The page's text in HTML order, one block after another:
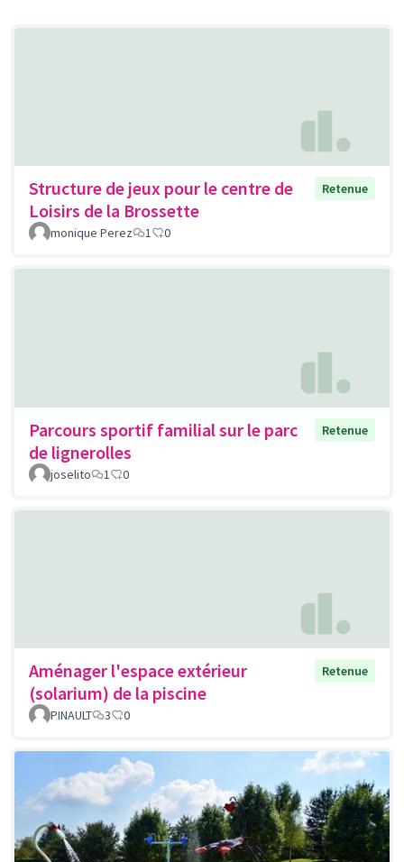
Structure de jeux pour le centre de
Loisirs de la Brossette
Retenue
monique Perez 1 0
Parcours sportif familial sur le parc
de lignerolles
Retenue
joselito 1 0
Aménager l'espace extérieur
(solarium) de la piscine
Retenue
PINAULT 3 0